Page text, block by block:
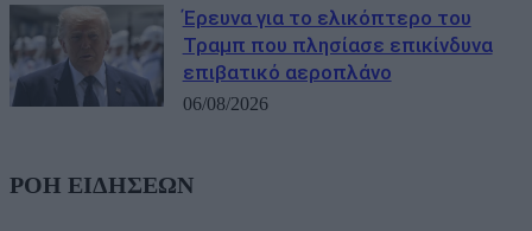
Έρευνα για το ελικόπτερο του
Τραμπ που πλησίασε επικίνδυνα
επιβατικό αεροπλάνο
06/08/2026
ΡΟΗ ΕΙΔΗΣΕΩΝ